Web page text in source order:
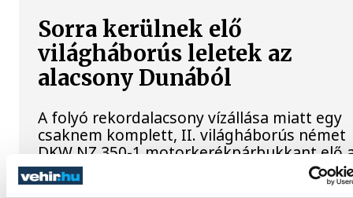
Sorra kerülnek elő
világháborús leletek az
alacsony Dunából
A folyó rekordalacsony vízállása miatt egy
csaknem komplett, II. világháborús német
DKW NZ 350-1 motorkerékpárbukkant elő
Batthyány téri rakpart sziklái alól, máshol
pedig egy közel féltonnás brit akna került